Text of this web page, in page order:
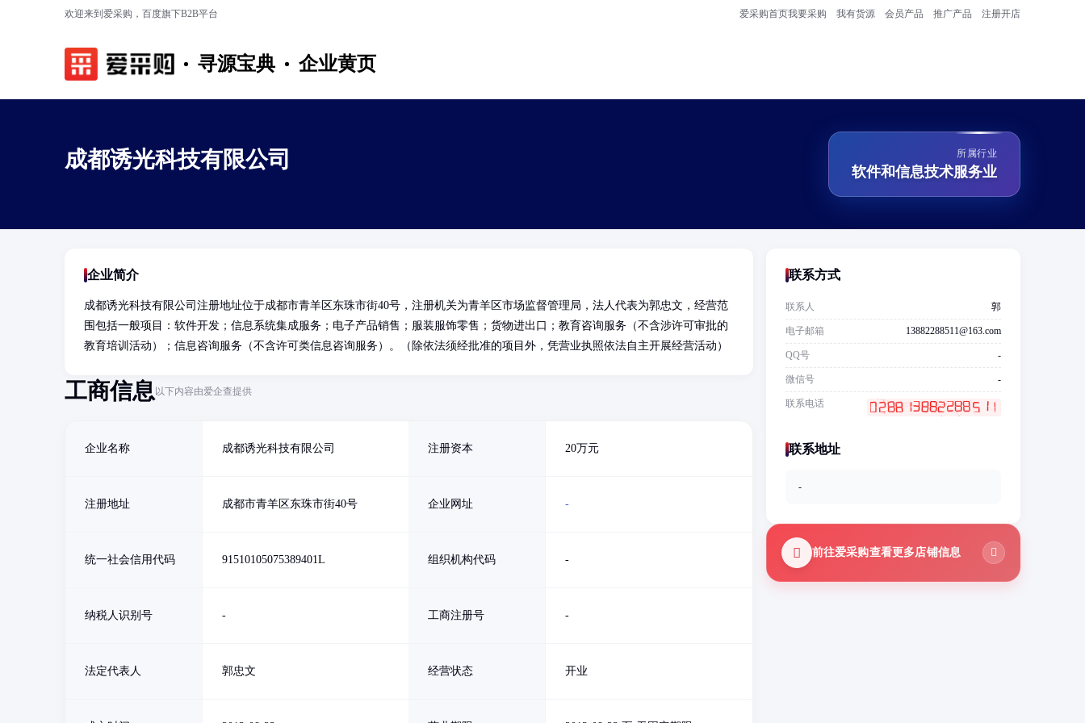
欢迎来到爱采购，百度旗下B2B平台 爱采购首页我要采购 我有货源 会员产品 推广产品 注册开店
寻源宝典 企业黄页
成都诱光科技有限公司 所属行业
软件和信息技术服务业
企业简介
成都诱光科技有限公司注册地址位于成都市青羊区东珠市街40号，注册机关为青羊区市场监督管理局，法人代表为郭忠文，经营范
围包括一般项目：软件开发；信息系统集成服务；电子产品销售；服装服饰零售；货物进出口；教育咨询服务（不含涉许可审批的
教育培训活动）；信息咨询服务（不含许可类信息咨询服务）。（除依法须经批准的项目外，凭营业执照依法自主开展经营活动）
工商信息以下内容由爱企查提供
企业名称 成都诱光科技有限公司 注册资本 20万元
注册地址 成都市青羊区东珠市街40号 企业网址 -
统一社会信用代码 91510105075389401L 组织机构代码 -
纳税人识别号 - 工商注册号 -
法定代表人 郭忠文 经营状态 开业
联系方式
联系人 郭
电子邮箱 13882288511@163.com
QQ号 -
微信号 -
联系电话
联系地址
-
前往爱采购查看更多店铺信息